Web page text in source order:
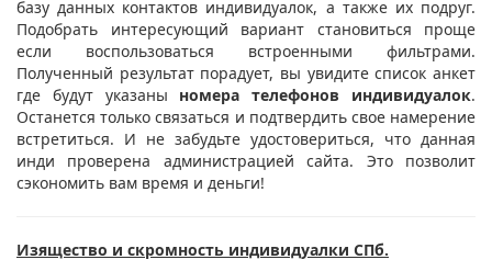
базу данных контактов индивидуалок, а также их подруг.
Подобрать интересующий вариант становиться проще
если воспользоваться встроенными фильтрами.
Полученный результат порадует, вы увидите список анкет
где будут указаны номера телефонов индивидуалок.
Останется только связаться и подтвердить свое намерение
встретиться. И не забудьте удостовериться, что данная
инди проверена администрацией сайта. Это позволит
сэкономить вам время и деньги!
Изящество и скромность индивидуалки СПб.